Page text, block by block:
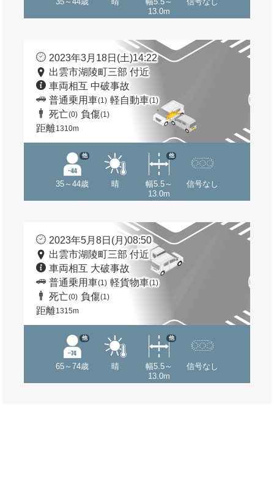
13.0m
2023年3月18日(土)14:22
出雲市湖陵町三部 付近
車両相互 中破事故
普通乗用車(1) 軽自動車(1)
死亡(0) 負傷(1)
距離1310m
35～44歳
他
晴
幅5.5～
13.0m
他
信号なし
2023年5月8日(月)08:50
出雲市湖陵町三部 付近
車両相互 大破事故
普通乗用車(1) 軽貨物車(1)
死亡(0) 負傷(1)
距離1315m
65～74歳
他
晴
幅5.5～
13.0m
他
信号なし